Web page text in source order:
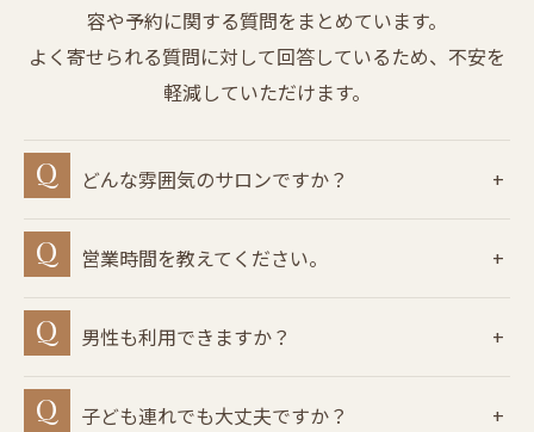
容や予約に関する質問をまとめています。
よく寄せられる質問に対して回答しているため、不安を
軽減していただけます。
どんな雰囲気のサロンですか？
営業時間を教えてください。
男性も利用できますか？
子ども連れでも大丈夫ですか？